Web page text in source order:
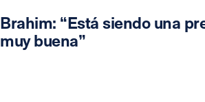
Brahim: “Está siendo una
muy buena”